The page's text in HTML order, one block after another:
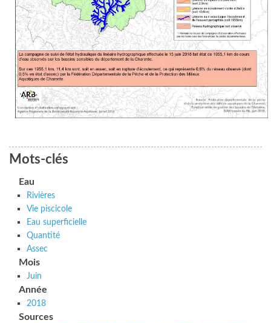
Mots-clés
Eau
Rivières
Vie piscicole
Eau superficielle
Quantité
Assec
Mois
Juin
Année
2018
Sources